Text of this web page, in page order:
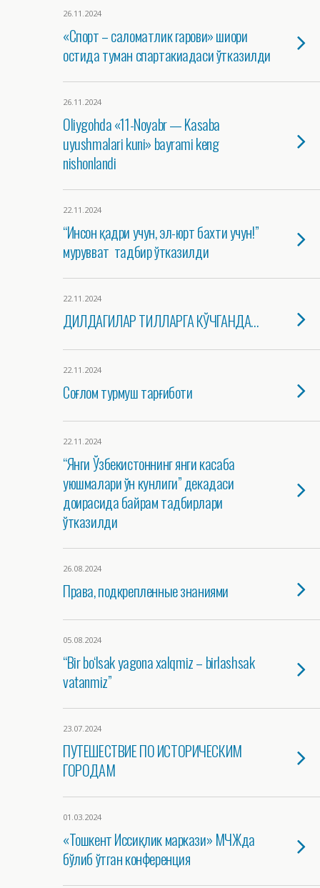
26.11.2024
«Спорт – саломатлик гарови» шиори
остида туман спартакиадаси ўтказилди
26.11.2024
Oliygohda «11-Noyabr — Kasaba
uyushmalari kuni» bayrami keng
nishonlandi
22.11.2024
“Инсон қадри учун, эл-юрт бахти учун!”
мурувват тадбир ўтказилди
22.11.2024
ДИЛДАГИЛАР ТИЛЛАРГА КЎЧГАНДА…
22.11.2024
Соғлом турмуш тарғиботи
22.11.2024
“Янги Ўзбекистоннинг янги касаба
уюшмалари ўн кунлиги” декадаси
доирасида байрам тадбирлари
ўтказилди
26.08.2024
Права, подкрепленные знаниями
05.08.2024
“Bir bo‘lsak yagona xalqmiz – birlashsak
vatanmiz”
23.07.2024
ПУТЕШЕСТВИЕ ПО ИСТОРИЧЕСКИМ
ГОРОДАМ
01.03.2024
«Тошкент Иссиқлик маркази» МЧЖда
бўлиб ўтган конференция